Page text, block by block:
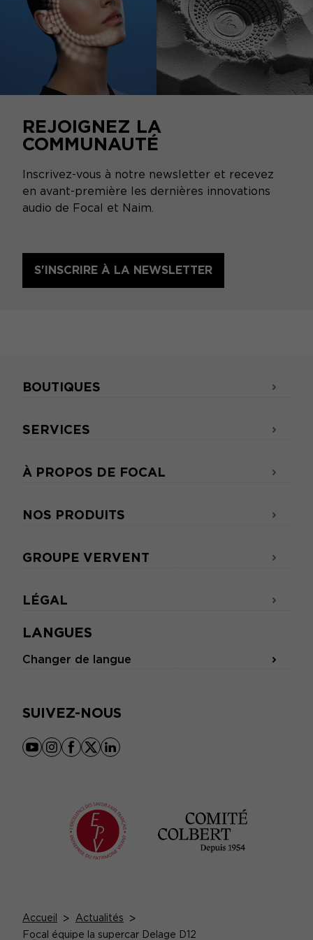
REJOIGNEZ LA
COMMUNAUTÉ
Inscrivez-vous à notre newsletter et recevez
en avant-première les dernières innovations
audio de Focal et Naim.
S'INSCRIRE À LA NEWSLETTER
LANGUES
Changer de langue
SUIVEZ-NOUS
youtube
instagram
facebook
x linkedin
BOUTIQUES
SERVICES
À PROPOS DE FOCAL
NOS PRODUITS
GROUPE VERVENT
LÉGAL
Accueil > Actualités >
Focal équipe la supercar Delage D12